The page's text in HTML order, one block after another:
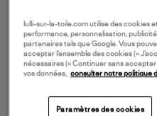
lulli-sur-la-toile.com utilise des cookies
performance, personnalisation,
partenaires tels que Google. Vous
accepter l’ensemble des cookies («
nécessaires (« Continuer sans accepter
vos données,
consulter notre politique
Paramètres des cookies